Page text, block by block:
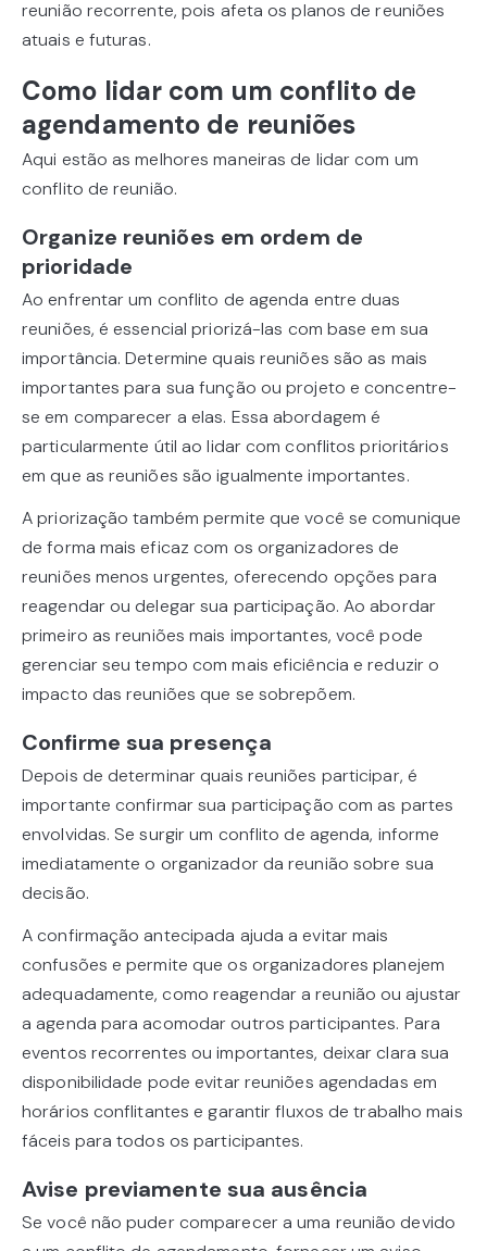
reunião recorrente, pois afeta os planos de reuniões
atuais e futuras.
Como lidar com um conflito de
agendamento de reuniões
Aqui estão as melhores maneiras de lidar com um
conflito de reunião.
Organize reuniões em ordem de
prioridade
Ao enfrentar um conflito de agenda entre duas
reuniões, é essencial priorizá-las com base em sua
importância. Determine quais reuniões são as mais
importantes para sua função ou projeto e concentre-
se em comparecer a elas. Essa abordagem é
particularmente útil ao lidar com conflitos prioritários
em que as reuniões são igualmente importantes.
A priorização também permite que você se comunique
de forma mais eficaz com os organizadores de
reuniões menos urgentes, oferecendo opções para
reagendar ou delegar sua participação. Ao abordar
primeiro as reuniões mais importantes, você pode
gerenciar seu tempo com mais eficiência e reduzir o
impacto das reuniões que se sobrepõem.
Confirme sua presença
Depois de determinar quais reuniões participar, é
importante confirmar sua participação com as partes
envolvidas. Se surgir um conflito de agenda, informe
imediatamente o organizador da reunião sobre sua
decisão.
A confirmação antecipada ajuda a evitar mais
confusões e permite que os organizadores planejem
adequadamente, como reagendar a reunião ou ajustar
a agenda para acomodar outros participantes. Para
eventos recorrentes ou importantes, deixar clara sua
disponibilidade pode evitar reuniões agendadas em
horários conflitantes e garantir fluxos de trabalho mais
fáceis para todos os participantes.
Avise previamente sua ausência
Se você não puder comparecer a uma reunião devido